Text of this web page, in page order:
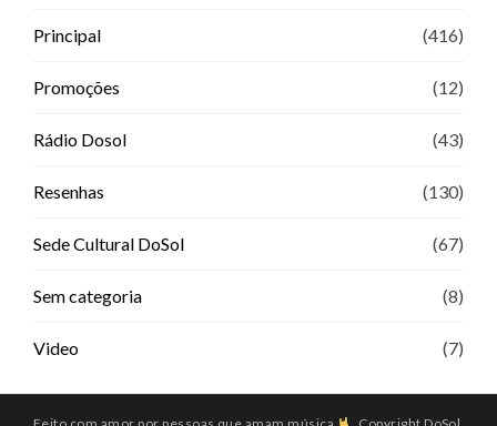
Principal (416)
Promoções (12)
Rádio Dosol (43)
Resenhas (130)
Sede Cultural DoSol (67)
Sem categoria (8)
Video (7)